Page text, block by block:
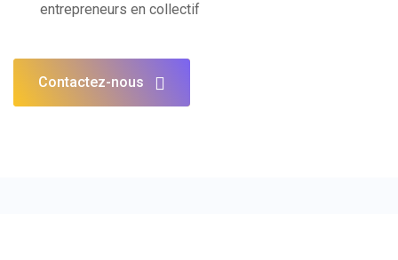
entrepreneurs en collectif
Contactez-nous